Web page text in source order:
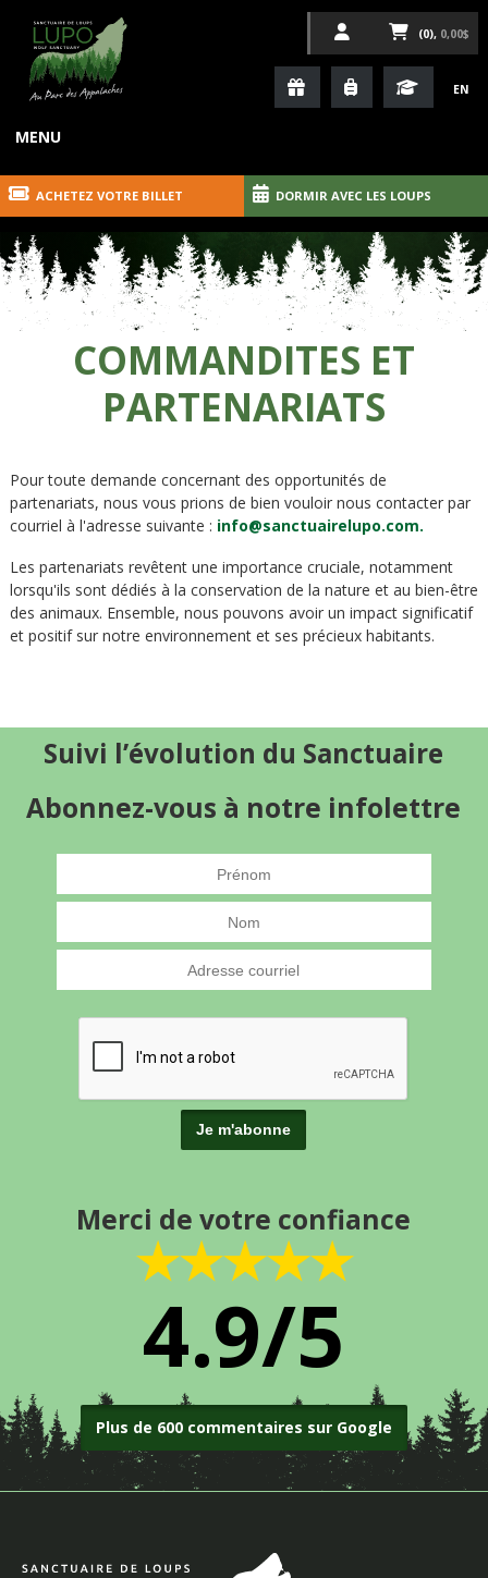
(0), 0,00$
EN
MENU
ACHETEZ VOTRE BILLET DORMIR AVEC LES LOUPS
COMMANDITES ET
PARTENARIATS
Pour toute demande concernant des opportunités de
partenariats, nous vous prions de bien vouloir nous contacter par
courriel à l'adresse suivante : info@sanctuairelupo.com.
Les partenariats revêtent une importance cruciale, notamment
lorsqu'ils sont dédiés à la conservation de la nature et au bien-être
des animaux. Ensemble, nous pouvons avoir un impact significatif
et positif sur notre environnement et ses précieux habitants.
Suivi l’évolution du Sanctuaire
Abonnez-vous à notre infolettre
Merci de votre confiance
★★★★★
4.9/5
Plus de 600 commentaires sur Google